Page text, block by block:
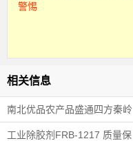
警惕
相关信息
南北优品农产品盛通四方秦岭
工业除胶剂FRB-1217 质量保